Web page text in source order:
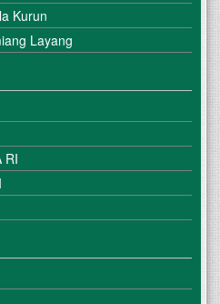
Kurun
Layang
RI